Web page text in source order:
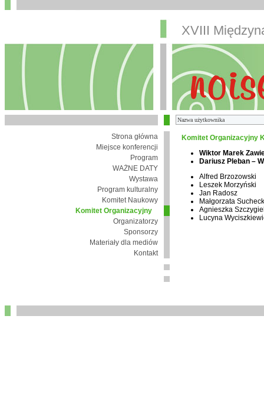
XVIII
Strona główna
Miejsce konferencji
Program
WAŻNE DATY
Wystawa
Program kulturalny
Komitet Naukowy
Komitet Organizacyjny
Organizatorzy
Sponsorzy
Materiały dla mediów
Kontakt
Komitet Organizacyjny
Wiktor Marek
Dariusz Pleban –
Alfred Brzozowski
Leszek Morzyński
Jan Radosz
Małgorzata
Agnieszka
Lucyna